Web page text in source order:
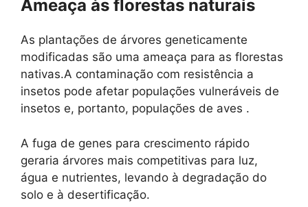
Ameaça às florestas naturais
As plantações de árvores geneticamente
modificadas são uma ameaça para as florestas
nativas.A contaminação com resistência a
insetos pode afetar populações vulneráveis ​​de
insetos e, portanto, populações de aves .
A fuga de genes para crescimento rápido
geraria árvores mais competitivas para luz,
água e nutrientes, levando à degradação do
solo e à desertificação.